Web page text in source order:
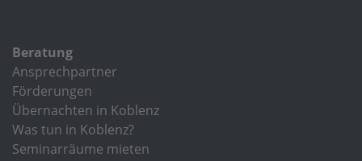
Beratung
Ansprechpartner
Förderungen
Übernachten in Koblenz
Was tun in Koblenz?
Seminarräume mieten